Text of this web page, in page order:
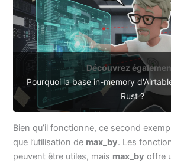
Découvrez
Pourquoi la base in-memory
Rust ?
Bien qu’il fonctionne, ce second
que l’utilisation de max_by. Les
peuvent être utiles, mais max_by offre